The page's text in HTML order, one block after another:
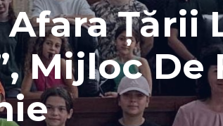
Țării
Mijloc